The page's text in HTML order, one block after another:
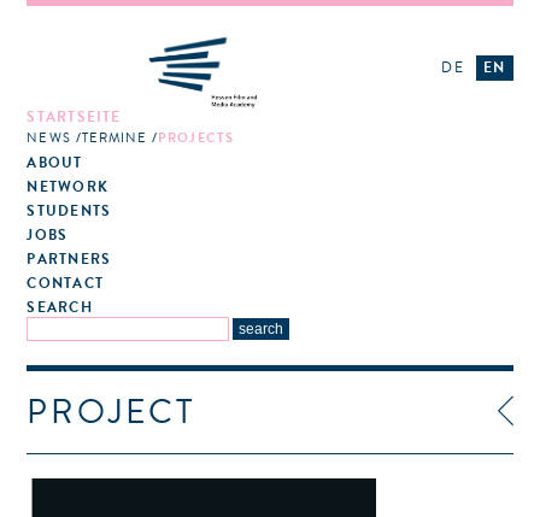
STARTSEITE
NEWS TERMINE PROJECTS
ABOUT
NETWORK
STUDENTS
JOBS
PARTNERS
CONTACT
SEARCH
DE EN
PROJECT